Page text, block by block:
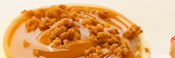
Anterior